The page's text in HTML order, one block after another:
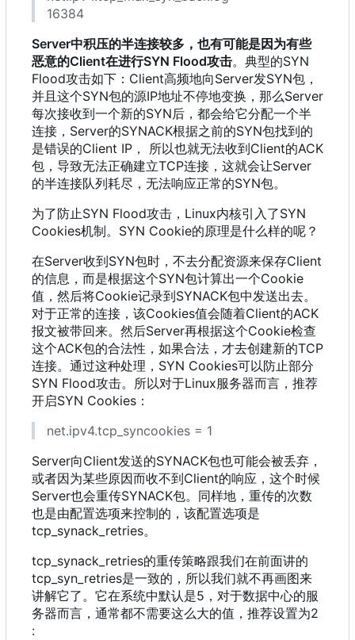
16384
Server中积压的半连接较多 ， 也有可能是因为有些
恶意的Client在进行SYN Flood攻击。典型的SYN
Flood攻击如下 ： Client高频地向Server发SYN包 ，
并且这个SYN包的源IP地址不停地变换 ， 那么Server
每次接收到一个新的SYN后 ， 都会给它分配一个半
连接 ， Server的SYNACK根据之前的SYN包找到的
是错误的Client IP ，
所以也就无法收到Client的ACK
包 ， 导致无法正确建立TCP连接 ， 这就会让Server
的半连接队列耗尽 ， 无法响应正常的SYN包。
为了防止SYN Flood攻击 ， Linux内核引入了SYN
Cookies机制。SYN Cookie的原理是什么样的呢 ？
在Server收到SYN包时 ， 不去分配资源来保存Client
的信息 ， 而是根据这个SYN包计算出一个Cookie
值 ， 然后将Cookie记录到SYNACK包中发送出去。
对于正常的连接 ， 该Cookies值会随着Client的ACK
报文被带回来。然后Server再根据这个Cookie检查
这个ACK包的合法性 ， 如果合法 ， 才去创建新的TCP
连接。通过这种处理 ， SYN Cookies可以防止部分
SYN Flood攻击。所以对于Linux服务器而言 ， 推荐
开启SYN Cookies ：
net.ipv4.tcp_syncookies = 1
Server向Client发送的SYNACK包也可能会被丢弃 ，
或者因为某些原因而收不到Client的响应 ， 这个时候
Server也会重传SYNACK包。同样地 ， 重传的次数
也是由配置选项来控制的 ， 该配置选项是
tcp_synack_retries。
tcp_synack_retries的重传策略跟我们在前面讲的
tcp_syn_retries是一致的 ， 所以我们就不再画图来
讲解它了。它在系统中默认是5 ， 对于数据中心的服
务器而言 ， 通常都不需要这么大的值 ， 推荐设置为2
: